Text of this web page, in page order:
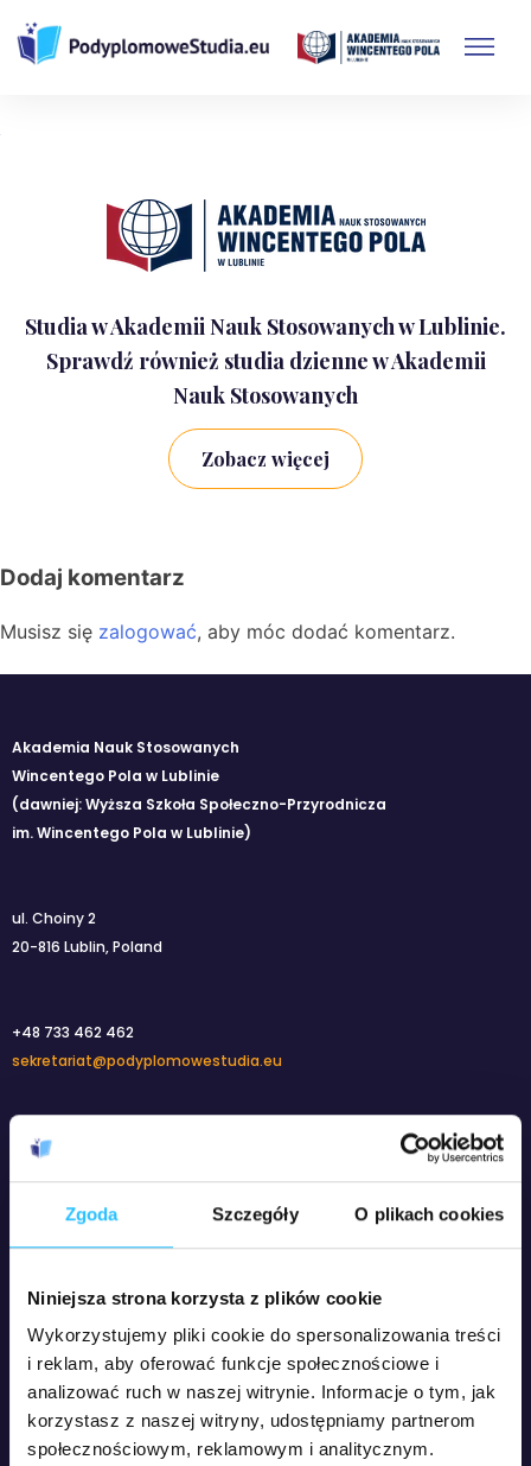
Zgoda Szczegóły O plikach cookies
Niniejsza strona korzysta z plików cookie
Wykorzystujemy pliki cookie do spersonalizowania treści
i reklam, aby oferować funkcje społecznościowe i
analizować ruch w naszej witrynie. Informacje o tym, jak
korzystasz z naszej witryny, udostępniamy partnerom
społecznościowym, reklamowym i analitycznym.
to
content
Studia w Akademii Nauk Stosowanych w Lublinie.
Sprawdź również studia dzienne w Akademii
Nauk Stosowanych
Zobacz więcej
Dodaj komentarz
Musisz się zalogować, aby móc dodać komentarz.
Akademia Nauk Stosowanych
Wincentego Pola w Lublinie
(dawniej: Wyższa Szkoła Społeczno-Przyrodnicza
im. Wincentego Pola w Lublinie)
ul. Choiny 2
20-816 Lublin, Poland
+48 733 462 462
sekretariat@podyplomowestudia.eu
Kierunki naszych studiów podyplomowych
Bezpieczeństwo i Higiena Pracy
Biologia dla nauczycieli
Chemia dla nauczycieli
Diagnoza i terapia pedagogiczna
Doradztwo zawodowe, edukacyjne i pośrednictwo pracy
Edukacja dla bezpieczeństwa dla nauczycieli
Edukacja i rehabilitacja osób z niepełnosprawnością intelektualną
(oligofrenopedagogika)
Edukacja i terapia osób niesłyszących i słabosłyszących